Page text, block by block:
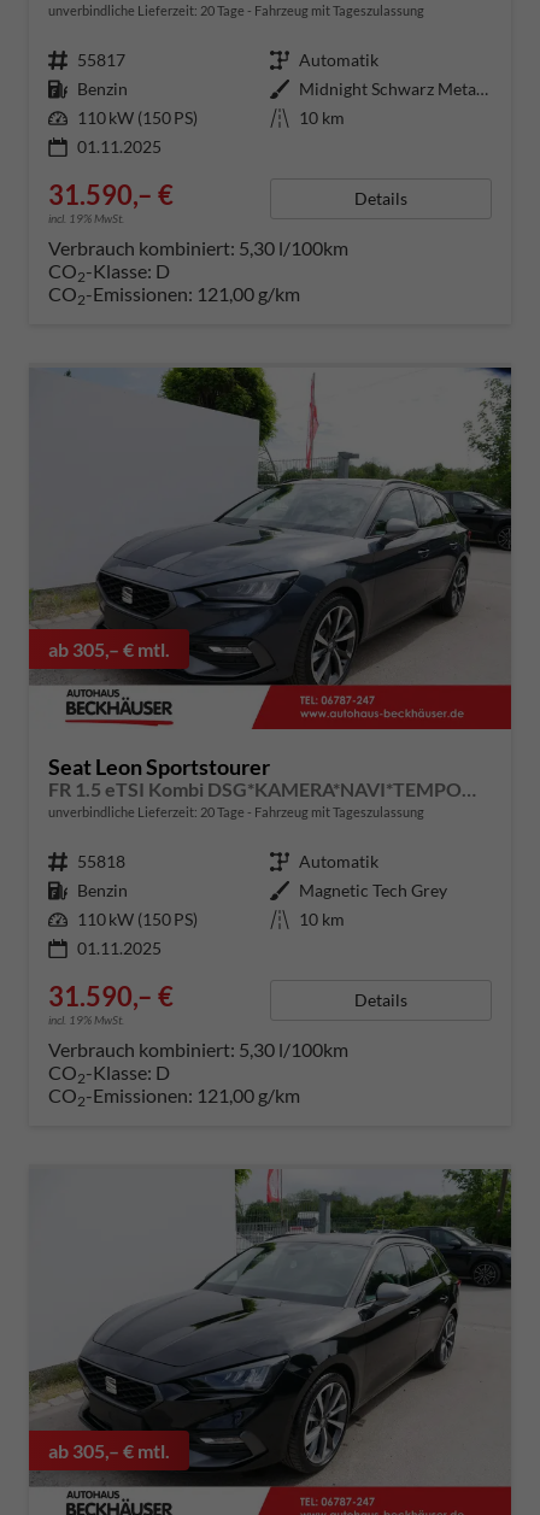
unverbindliche Lieferzeit: 20 Tage Fahrzeug mit Tageszulassung
Fahrzeugnummer 55817 Getriebe Automatik
Kraftstoff Benzin Außenfarbe
Midnight Schwarz Metallic
Leistung 110 kW (150 PS) Kilometerstand 10 km
01.11.2025
31.590,– €
incl. 19% MwSt.
Details
Verbrauch kombiniert: 5,30 l/100km
CO2-Klasse: D
CO2-Emissionen: 121,00 g/km
ab 305,– € mtl.
Seat Leon Sportstourer
FR 1.5 eTSI Kombi DSG*KAMERA*NAVI*TEMPOMAT*3-ZONE KILMAAUTOMATIK*VIRTUAL COCKPIT*
unverbindliche Lieferzeit: 20 Tage Fahrzeug mit Tageszulassung
Fahrzeugnummer 55818 Getriebe Automatik
Kraftstoff Benzin Außenfarbe Magnetic Tech Grey
Leistung 110 kW (150 PS) Kilometerstand 10 km
01.11.2025
31.590,– €
incl. 19% MwSt.
Details
Verbrauch kombiniert: 5,30 l/100km
CO2-Klasse: D
CO2-Emissionen: 121,00 g/km
ab 305,– € mtl.